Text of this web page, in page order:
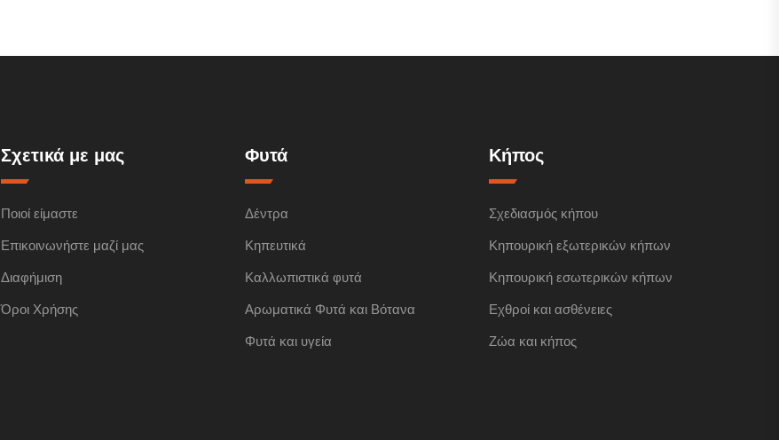
Σχετικά με μας
Ποιοί είμαστε
Επικοινωνήστε μαζί μας
Διαφήμιση
Όροι Χρήσης
Φυτά
Δέντρα
Κηπευτικά
Καλλωπιστικά φυτά
Αρωματικά Φυτά και Βότανα
Φυτά και υγεία
Κήπος
Σχεδιασμός κήπου
Κηπουρική εξωτερικών κήπων
Κηπουρική εσωτερικών κήπων
Εχθροί και ασθένειες
Ζώα και κήπος